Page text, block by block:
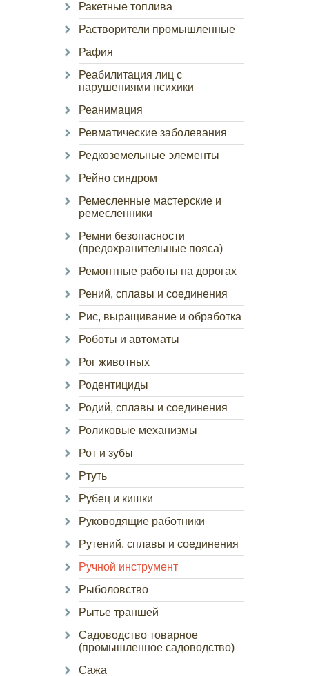
Ракетные топлива
Растворители промышленные
Рафия
Реабилитация лиц с
нарушениями психики
Реанимация
Ревматические заболевания
Редкоземельные элементы
Рейно синдром
Ремесленные мастерские и
ремесленники
Ремни безопасности
(предохранительные пояса)
Ремонтные работы на дорогах
Рений, сплавы и соединения
Рис, выращивание и обработка
Роботы и автоматы
Рог животных
Родентициды
Родий, сплавы и соединения
Роликовые механизмы
Рот и зубы
Ртуть
Рубец и кишки
Руководящие работники
Рутений, сплавы и соединения
Ручной инструмент
Рыболовство
Рытье траншей
Садоводство товарное
(промышленное садоводство)
Сажа